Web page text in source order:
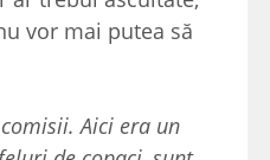
vor mai putea să
Aici era un